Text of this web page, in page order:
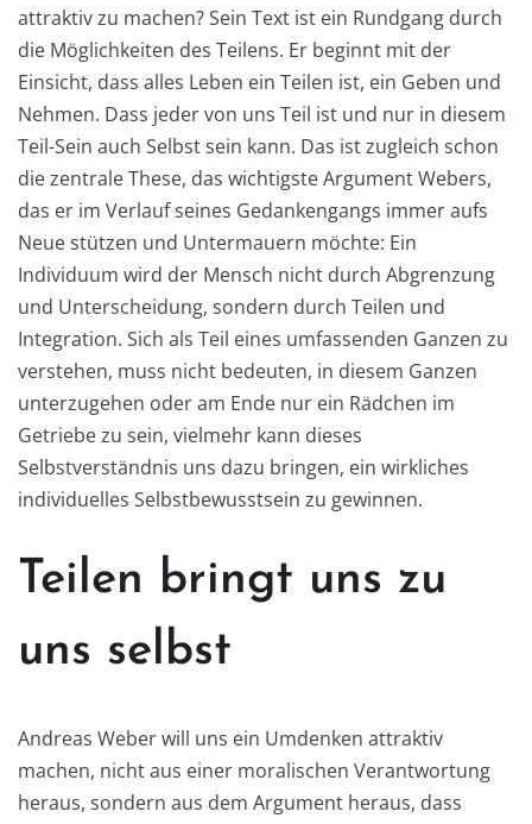
attraktiv zu machen? Sein Text ist ein Rundgang durch
die Möglichkeiten des Teilens. Er beginnt mit der
Einsicht, dass alles Leben ein Teilen ist, ein Geben und
Nehmen. Dass jeder von uns Teil ist und nur in diesem
Teil-Sein auch Selbst sein kann. Das ist zugleich schon
die zentrale These, das wichtigste Argument Webers,
das er im Verlauf seines Gedankengangs immer aufs
Neue stützen und Untermauern möchte: Ein
Individuum wird der Mensch nicht durch Abgrenzung
und Unterscheidung, sondern durch Teilen und
Integration. Sich als Teil eines umfassenden Ganzen zu
verstehen, muss nicht bedeuten, in diesem Ganzen
unterzugehen oder am Ende nur ein Rädchen im
Getriebe zu sein, vielmehr kann dieses
Selbstverständnis uns dazu bringen, ein wirkliches
individuelles Selbstbewusstsein zu gewinnen.
Teilen bringt uns zu
uns selbst
Andreas Weber will uns ein Umdenken attraktiv
machen, nicht aus einer moralischen Verantwortung
heraus, sondern aus dem Argument heraus, dass